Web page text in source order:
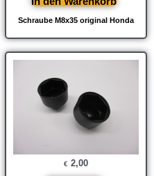
Schraube M8x35 original Honda
€ 2,00